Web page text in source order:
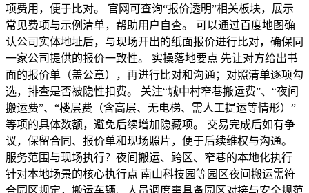
项费用，便于比对。 官网可查询“报价透明”相关板块，展示
常见费项与示例清单，帮助用户自查。 可以通过百度地图确
认公司实体地址后，与现场开出的纸面报价进行比对，确保同
一家公司提供的报价一致性。 实操落地要点 先让对方给出书
面的报价单（盖公章），再进行比对和沟通；对照清单逐项勾
选，排查是否被隐性扣费。 关注“城中村窄巷搬运费”、“夜间
搬运费”、“楼层费（含高层、无电梯、需人工提运等情形）”
等项的具体数额，避免后续增加隐藏项。 交易完成后如有争
议，保留合同、报价单和现场照片，便于后续维权与沟通。
服务范围与现场执行？夜间搬运、跨区、窄巷的本地化执行
针对本地场景的核心执行点 南山科技园等园区夜间搬运需符
合园区规定，搬运车辆、人员调度需具备园区对接与安全规范